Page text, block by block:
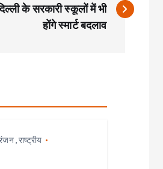
के सरकारी स्कूलों में भी
होंगे स्मार्ट बदलाव
,राष्ट्रीय